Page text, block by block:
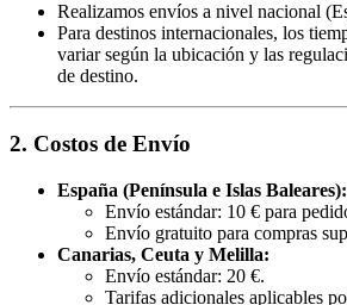
Realizamos envíos a nivel nacional
Para destinos internacionales, los
variar según la ubicación y las
de destino.
2. Costos de Envío
España (Península e Islas Baleares):
Envío estándar: 10 € para
Envío gratuito para compras
Canarias, Ceuta y Melilla:
Envío estándar: 20 €.
Tarifas adicionales aplicables